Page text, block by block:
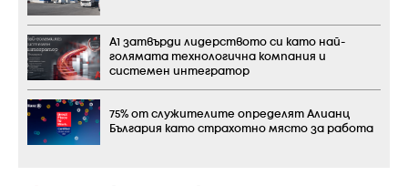
А1 затвърди лидерството си като най-
голямата технологична компания и
системен интегратор
75% от служителите определят Алианц
България като страхотно място за работа